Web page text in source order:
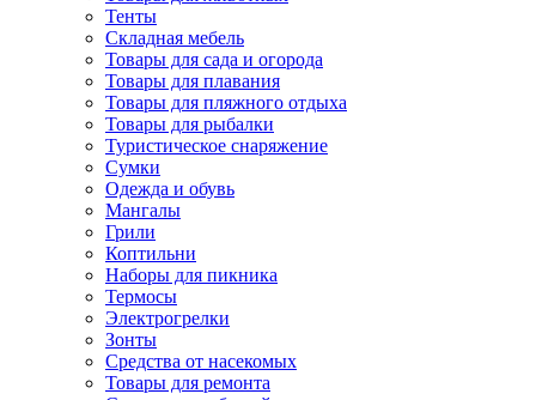
Тенты
Складная мебель
Товары для сада и огорода
Товары для плавания
Товары для пляжного отдыха
Товары для рыбалки
Туристическое снаряжение
Сумки
Одежда и обувь
Мангалы
Грили
Коптильни
Наборы для пикника
Термосы
Электрогрелки
Зонты
Средства от насекомых
Товары для ремонта